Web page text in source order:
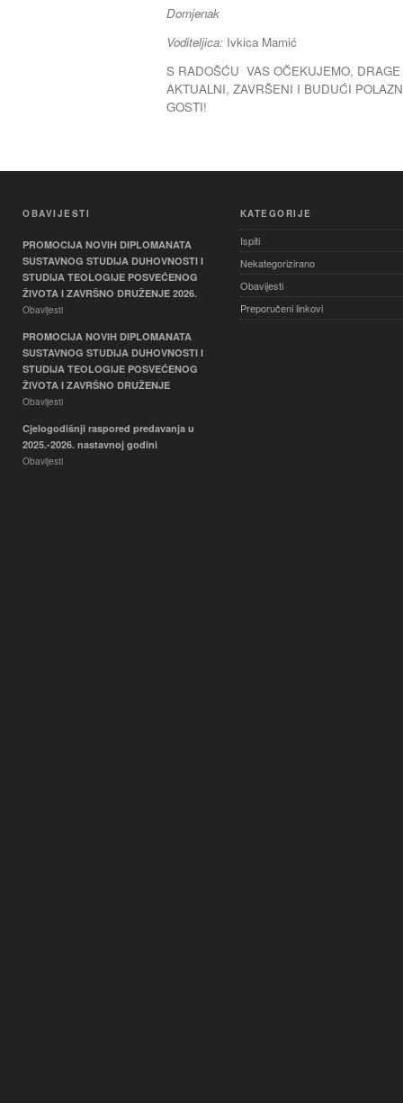
Domjenak
Voditeljica: Ivkica Mamić
S RADOŠĆU VAS OČEKUJEMO,
AKTUALNI, ZAVRŠENI I BUDUĆI
GOSTI!
OBAVIJESTI
PROMOCIJA NOVIH DIPLOMANATA
SUSTAVNOG STUDIJA DUHOVNOSTI I
STUDIJA TEOLOGIJE POSVEĆENOG
ŽIVOTA I ZAVRŠNO DRUŽENJE 2026.
Obavijesti
PROMOCIJA NOVIH DIPLOMANATA
SUSTAVNOG STUDIJA DUHOVNOSTI I
STUDIJA TEOLOGIJE POSVEĆENOG
ŽIVOTA I ZAVRŠNO DRUŽENJE
Obavijesti
Cjelogodišnji raspored predavanja u
2025.-2026. nastavnoj godini
Obavijesti
KATEGORIJE
Ispiti
Nekategorizirano
Obavijesti
Preporučeni linkovi